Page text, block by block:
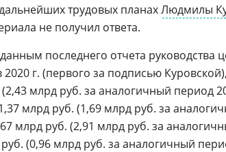
трудовых планахЛюдмилы
не получил ответа.
последнего отчета руководства
2020 г. (первого за подписью
млрд руб. за аналогичный период
млрд руб. (1,69 млрд руб. за
млрд руб. (2,91 млрд руб. за
(0,96 млрд руб. за аналогичный